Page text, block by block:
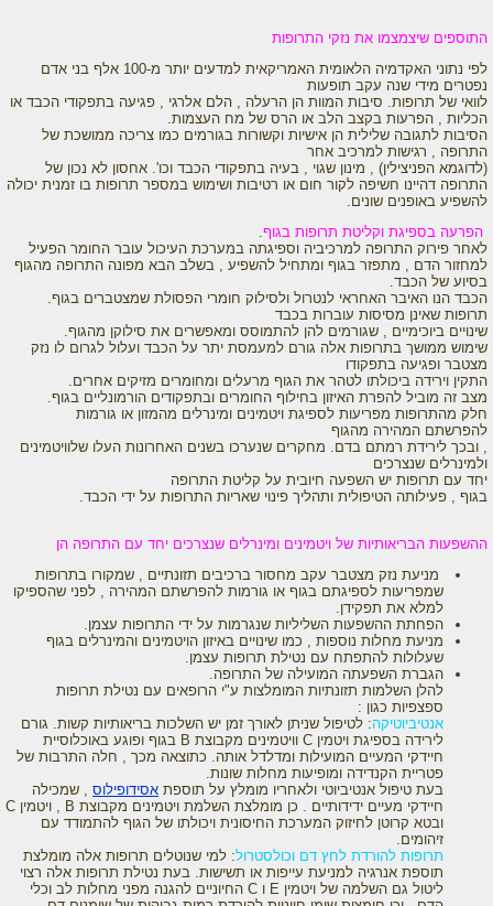
התוספים שיצמצמו את נזקי התרופות
לפי נתוני האקדמיה הלאומית האמריקאית למדעים יותר מ-100 אלף בני אדם
נפטרים מידי שנה עקב תופעות
לוואי של תרופות. סיבות המוות הן הרעלה , הלם אלרגי , פגיעה בתפקודי הכבד או
הכליות , הפרעות בקצב הלב או הרס של מח העצמות.
הסיבות לתגובה שלילית הן אישיות וקשורות בגורמים כמו צריכה ממושכת של
התרופה , רגישות למרכיב אחר
(לדוגמא הפניצילין) , מינון שגוי , בעיה בתפקודי הכבד וכו'. אחסון לא נכון של
התרופה דהיינו חשיפה לקור חום או רטיבות ושימוש במספר תרופות בו זמנית יכולה
להשפיע באופנים שונים.
הפרעה בספיגת וקליטת תרופות בגוף.
לאחר פירוק התרופה למרכיביה וספיגתה במערכת העיכול עובר החומר הפעיל
למחזור הדם , מתפזר בגוף ומתחיל להשפיע , בשלב הבא מפונה התרופה מהגוף
בסיוע של הכבד.
הכבד הנו האיבר האחראי לנטרול ולסילוק חומרי הפסולת שמצטברים בגוף.
תרופות שאינן מסיסות עוברות בכבד
שינויים ביוכימיים , שגורמים להן להתמוסס ומאפשרים את סילוקן מהגוף.
שימוש ממושך בתרופות אלה גורם למעמסת יתר על הכבד ועלול לגרום לו נזק
מצטבר ופגיעה בתפקודו
התקין וירידה ביכולתו לטהר את הגוף מרעלים ומחומרים מזיקים אחרים.
מצב זה מוביל להפרת האיזון בחילוף החומרים ובתפקודים הורמונליים בגוף.
חלק מהתרופות מפריעות לספיגת ויטמינים ומינרלים מהמזון או גורמות
להפרשתם המהירה מהגוף
, ובכך לירידת רמתם בדם. מחקרים שנערכו בשנים האחרונות העלו שלוויטמינים
ולמינרלים שנצרכים
יחד עם תרופות יש השפעה חיובית על קליטת התרופה
בגוף , פעילותה הטיפולית ותהליך פינוי שאריות התרופות על ידי הכבד.
ההשפעות הבריאותיות של ויטמינים ומינרלים שנצרכים יחד עם התרופה הן
מניעת נזק מצטבר עקב מחסור ברכיבים תזונתיים , שמקורו בתרופות
שמפריעות לספיגתם בגוף או גורמות להפרשתם המהירה , לפני שהספיקו
למלא את תפקידן.
הפחתת ההשפעות השליליות שנגרמות על ידי התרופות עצמן.
מניעת מחלות נוספות , כמו שינויים באיזון הויטמינים והמינרלים בגוף
שעלולות להתפתח עם נטילת תרופות עצמן.
הגברת השפעתה המועילה של התרופה.
להלן השלמות תזונתיות המומלצות ע"י הרופאים עם נטילת תרופות
ספצפיות כגון :
אנטיביוטיקה: לטיפול שניתן לאורך זמן יש השלכות בריאותיות קשות. גורם
לירידה בספיגת ויטמין C וויטמינים מקבוצת B בגוף ופוגע באוכלוסיית
חיידקי המעיים המועילות ומדלדל אותה. כתוצאה מכך , חלה התרבות של
פטריית הקנדידה ומופיעות מחלות שונות.
בעת טיפול אנטיביוטי ולאחריו מומלץ על תוספת אסידופילוס , שמכילה
חיידקי מעיים ידידותיים . כן מומלצת השלמת ויטמינים מקבוצת B , ויטמין C
ובטא קרוטן לחיזוק המערכת החיסונית ויכולתו של הגוף להתמודד עם
זיהומים.
תרופות להורדת לחץ דם וכולסטרול: למי שנוטלים תרופות אלה מומלצת
תוספת אנרגיה למניעת עייפות או תשישות. בעת נטילת תרופות אלה רצוי
ליטול גם השלמה של ויטמין E ו C החיוניים להגנה מפני מחלות לב וכלי